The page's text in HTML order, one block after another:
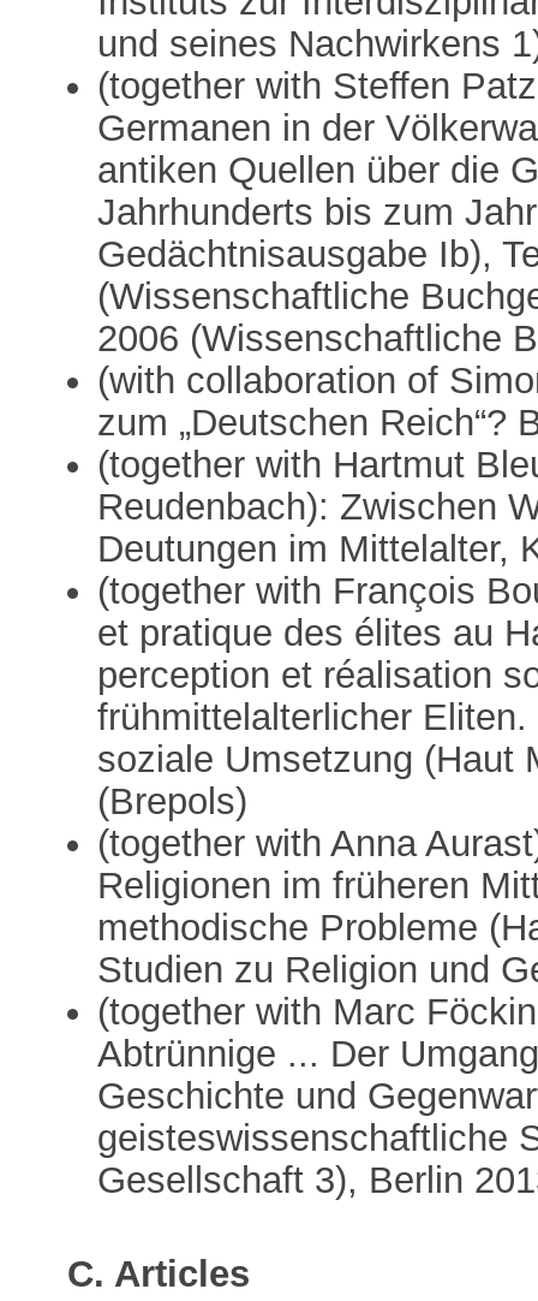
und seines Nachwirkens
(together with Steffen
Germanen in der
antiken Quellen über die
Jahrhunderts bis zum
Gedächtnisausgabe Ib),
(Wissenschaftliche
2006 (Wissenschaftliche
(with collaboration of
zum „Deutschen Reich“?
(together with Hartmut
Reudenbach): Zwischen
Deutungen im Mittelalter,
(together with François
et pratique des élites au
perception et réalisation
frühmittelalterlicher
soziale Umsetzung (Haut
(Brepols)
(together with Anna
Religionen im früheren
methodische Probleme
Studien zu Religion und
(together with Marc
Abtrünnige ... Der
Geschichte und
geisteswissenschaftliche
Gesellschaft 3), Berlin
C. Articles